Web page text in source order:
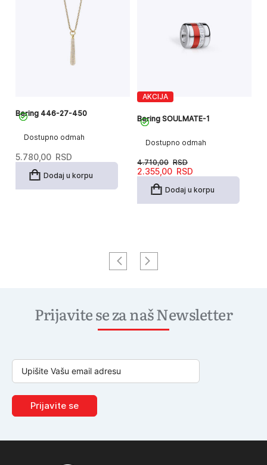
Dostupno odmah
Bering 446-27-450
5.780,00 RSD
Dodaj u korpu
Dostupno odmah
AKCIJA
Bering SOULMATE-1
4.710,00 RSD
Originalna
2.355,00 RSD
Trenutna
Dodaj u korpu
Prijavite se za naš Newsletter
Prijavite se